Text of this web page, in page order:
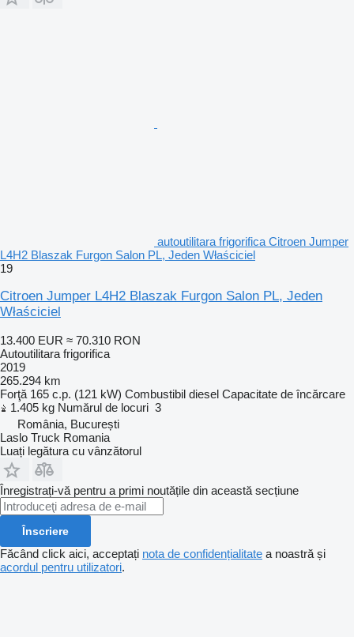
autoutilitara frigorifica Citroen Jumper
L4H2 Blaszak Furgon Salon PL, Jeden Właściciel
19
Citroen Jumper L4H2 Blaszak Furgon Salon PL, Jeden
Właściciel
13.400 EUR ≈ 70.310 RON
Autoutilitara frigorifica
2019
265.294 km
Forţă 165 c.p. (121 kW) Combustibil diesel Capacitate de încărcare
1.405 kg Numărul de locuri 3
România, București
Laslo Truck Romania
Luați legătura cu vânzătorul
Înregistrați-vă pentru a primi noutățile din această secțiune
Înscriere
Făcând click aici, acceptați nota de confidențialitate a noastră și
acordul pentru utilizatori.